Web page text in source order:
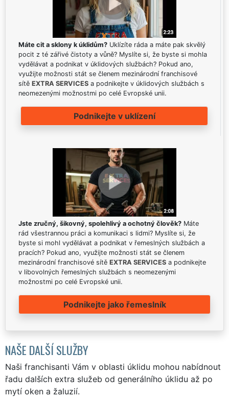
Máte cit a sklony k úklidům? Uklízíte ráda a máte pak skvělý
pocit z té zářivé čistoty a vůně? Myslíte si, že byste si mohla
vydělávat a podnikat v úklidových službách? Pokud ano,
využijte možnosti stát se členem mezinárodní franchisové
sítě EXTRA SERVICES a podnikejte v úklidových službách s
neomezenými možnostmi po celé Evropské unii.
Podnikejte v uklízení
Jste zručný, šikovný, spolehlivý a ochotný člověk? Máte
rád všestrannou práci a komunikaci s lidmi? Myslíte si, že
byste si mohl vydělávat a podnikat v řemeslných službách a
pracích? Pokud ano, využijte možnosti stát se členem
mezinárodní franchisové sítě EXTRA SERVICES a podnikejte
v libovolných řemeslných službách s neomezenými
možnostmi po celé Evropské unii.
Podnikejte jako řemeslník
NAŠE DALŠÍ SLUŽBY
Naši franchisanti Vám v oblasti úklidu mohou nabídnout
řadu dalších extra služeb od generálního úklidu až po
mytí oken a žaluzií.